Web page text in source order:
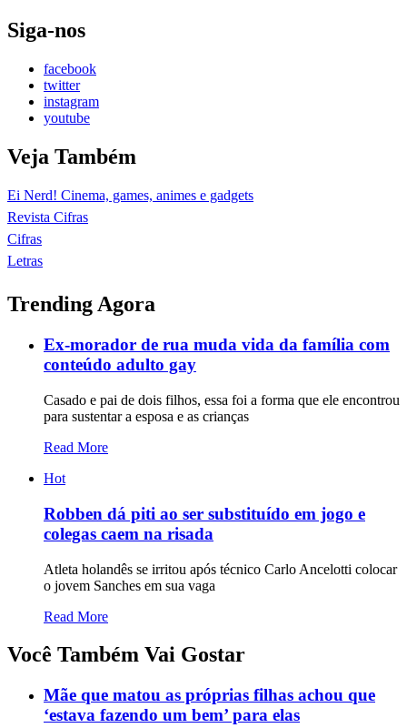
Siga-nos
facebook
twitter
instagram
youtube
Veja Também
Ei Nerd! Cinema, games, animes e gadgets
Revista Cifras
Cifras
Letras
Trending Agora
Ex-morador de rua muda vida da família com
conteúdo adulto gay
Casado e pai de dois filhos, essa foi a forma que ele encontrou
para sustentar a esposa e as crianças
Read More
Hot
Robben dá piti ao ser substituído em jogo e
colegas caem na risada
Atleta holandês se irritou após técnico Carlo Ancelotti colocar
o jovem Sanches em sua vaga
Read More
Você Também Vai Gostar
Mãe que matou as próprias filhas achou que
‘estava fazendo um bem’ para elas